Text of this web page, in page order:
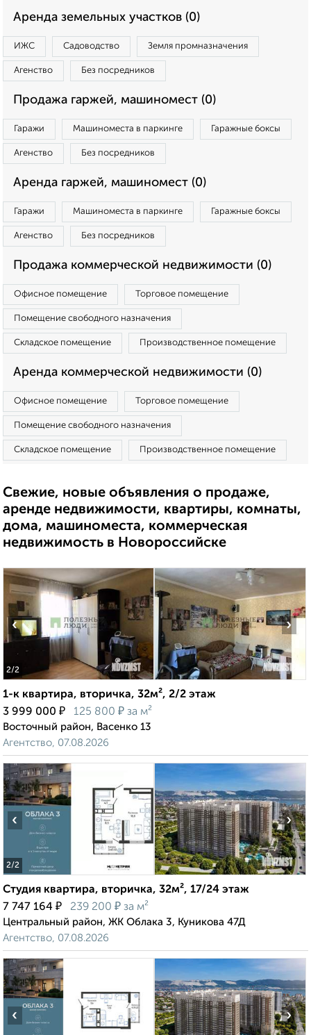
Аренда земельных участков (0)
ИЖС Садоводство Земля промназначения
Агенство Без посредников
Продажа гаржей, машиномест (0)
Гаражи Машиноместа в паркинге Гаражные боксы
Агенство Без посредников
Аренда гаржей, машиномест (0)
Гаражи Машиноместа в паркинге Гаражные боксы
Агенство Без посредников
Продажа коммерческой недвижимости (0)
Офисное помещение Торговое помещение
Помещение свободного назначения
Складское помещение Производственное помещение
Аренда коммерческой недвижимости (0)
Офисное помещение Торговое помещение
Помещение свободного назначения
Складское помещение Производственное помещение
Свежие, новые объявления о продаже,
аренде недвижимости, квартиры, комнаты,
дома, машиноместа, коммерческая
недвижимость в Новороссийске
2/2
‹ ›
1-к квартира, вторичка, 32м², 2/2 этаж
3 999 000 ₽ 125 800 ₽ за м²
Восточный район, Васенко 13
Агентство, 07.08.2026
2/2
‹ ›
Студия квартира, вторичка, 32м², 17/24 этаж
7 747 164 ₽ 239 200 ₽ за м²
Центральный район, ЖК Облака 3, Куникова 47Д
Агентство, 07.08.2026
‹ ›